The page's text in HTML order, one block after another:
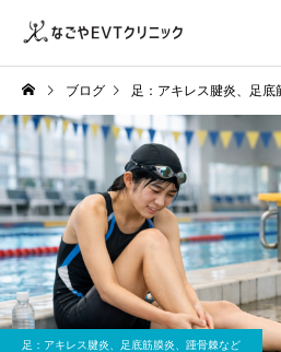
ブログ 足：アキレス腱炎、足底
足：アキレス腱炎、足底筋膜炎、踵骨棘など